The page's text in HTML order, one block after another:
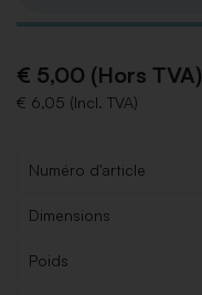
€ 5,00 (Hors TVA)
€ 6,05 (Incl. TVA)
Numéro d'article
Dimensions
Poids